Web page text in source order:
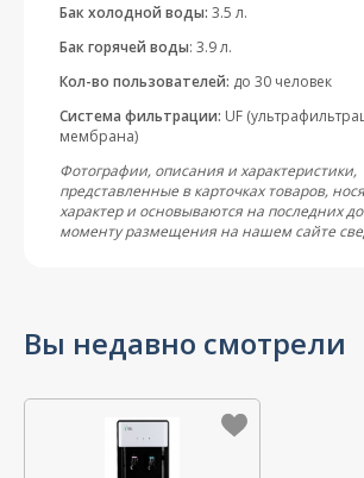
Бак холодной воды: 3.5 л.
Бак горячей воды: 3.9 л.
Кол-во пользователей: до 30 человек
Система фильтрации: UF
мембрана)
Фотографии, описания и характеристики,
представленные в карточках товаров,
характер и основываются на последних
моменту размещения на нашем сайте